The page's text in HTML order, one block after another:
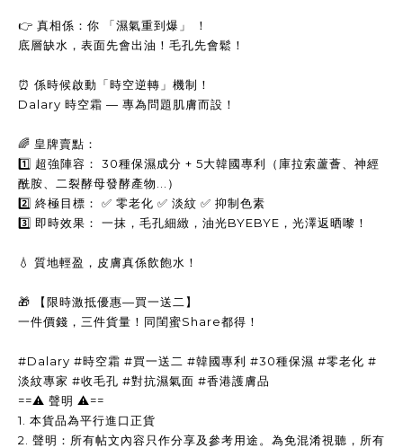
👉 真相係：你 「濕氣重到爆」 ！
底層缺水，表面先會出油！毛孔先會鬆！
⏰ 係時候啟動「時空逆轉」機制！
Dalary 時空霜 — 專為問題肌膚而設！
🌈 皇牌賣點：
1️⃣ 超強陣容： 30種保濕成分 + 5大韓國專利（庫拉索蘆薈、神經
酰胺、二裂酵母發酵產物...）
2️⃣ 終極目標： ✅ 零老化 ✅ 淡紋 ✅ 抑制色素
3️⃣ 即時效果： 一抹，毛孔細緻，油光BYEBYE，光澤返晒嚟！
💧 質地輕盈，皮膚真係飲飽水！
🎁 【限時激抵優惠—買一送二】
一件價錢，三件貨量！同閨蜜Share都得！
#Dalary #時空霜 #買一送二 #韓國專利 #30種保濕 #零老化 #
淡紋專家 #收毛孔 #對抗濕氣面 #香港護膚品
==⚠️ 聲明 ⚠️==
1.
本貨品為平行進口正貨
2.
聲明：所有帖文內容只作分享及參考用途。為免混淆視聽，所有